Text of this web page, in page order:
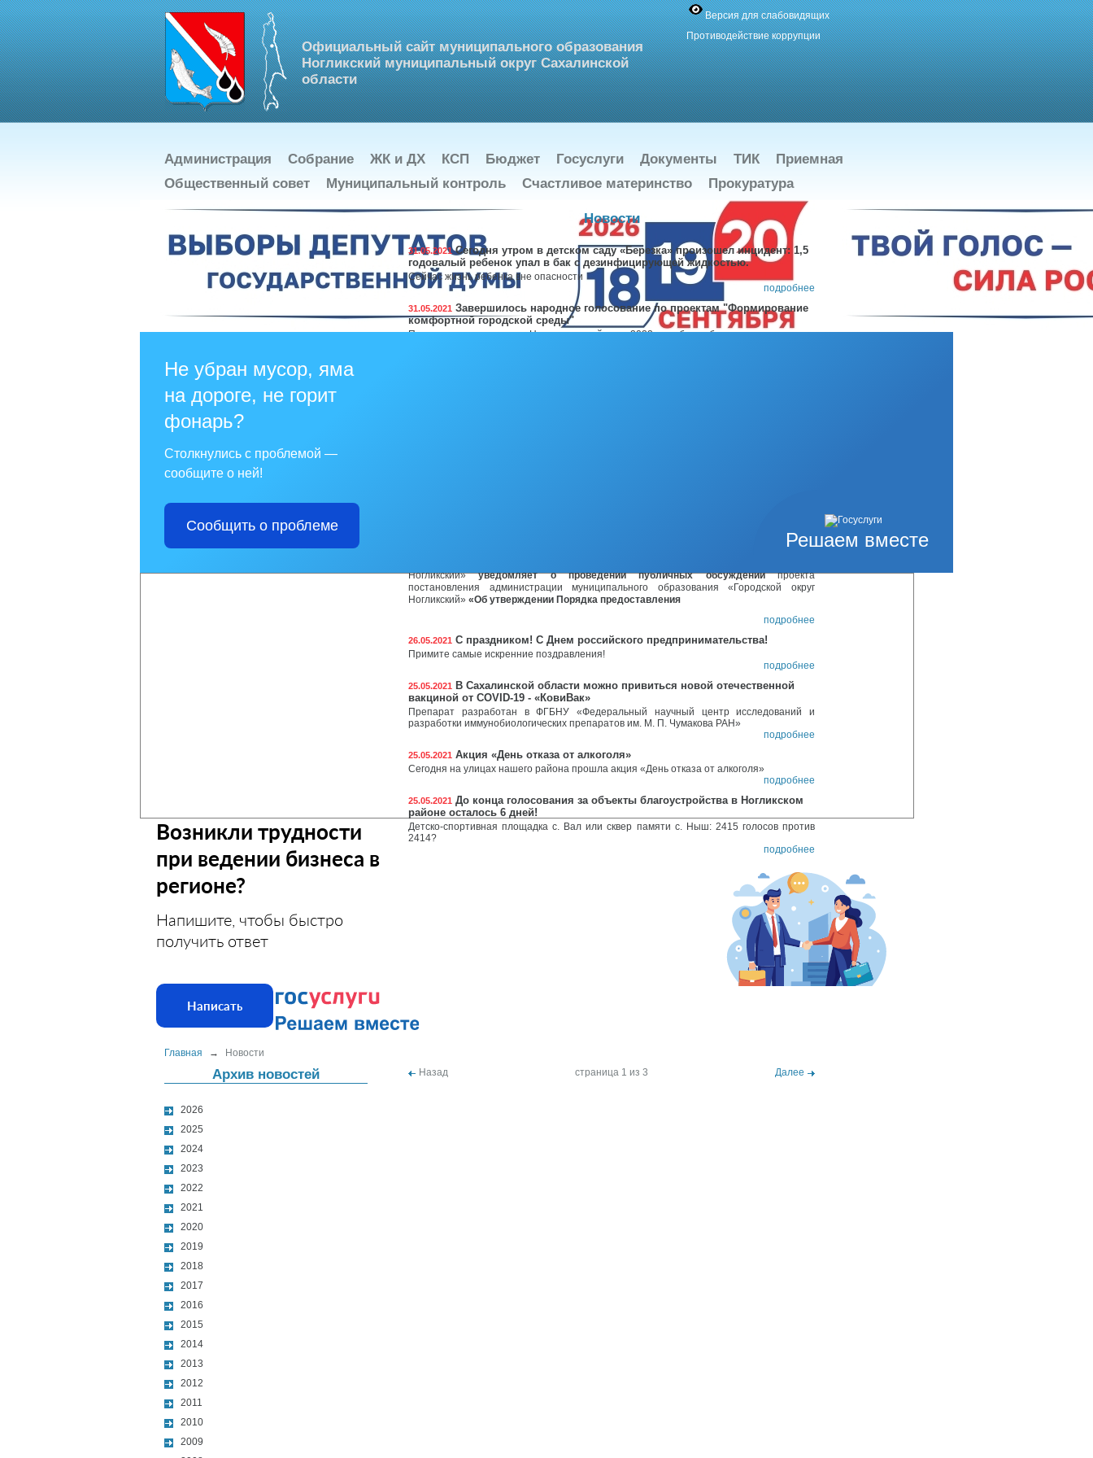
Официальный сайт муниципального образования
Ногликский муниципальный округ Сахалинской
области
Версия для слабовидящих
Противодействие коррупции
Администрация Собрание ЖК и ДХ КСП Бюджет Госуслуги Документы ТИК
Приемная
Общественный совет
Муниципальный контроль Счастливое материнство Прокуратура
Решаем вместе
Не убран мусор, яма
на дороге, не горит
фонарь?
Столкнулись с проблемой —
сообщите о ней!
Сообщить о проблеме
Возникли трудности
при ведении бизнеса в
регионе?
Напишите, чтобы быстро
получить ответ
Написать
Главная → Новости
Архив новостей
2026
2025
2024
2023
2022
2021
2020
2019
2018
2017
2016
2015
2014
2013
2012
2011
2010
2009
Новости
31.05.2021Сегодня утром в детском саду «Березка» произошел инцидент: 1,5
годовалый ребенок упал в бак с дезинфицирующей жидкостью.
Сейчас жизнь ребенка вне опасности
подробнее
31.05.2021 Завершилось народное голосование по проектам "Формирование
комфортной городской среды"
По итогам голосования в Ногликском районе в 2022 году будет благоустроена детско-
О публичном обсуждении проекта нормативного правового акта
Ногликский»уведомляет о проведении публичных обсужденийпроекта
постановления администрации муниципального образования «Городской округ
Ногликский» «Об утверждении Порядка предоставления
подробнее
26.05.2021 С праздником! С Днем российского предпринимательства!
Примите самые искренние поздравления!
подробнее
25.05.2021 В Сахалинской области можно привиться новой отечественной
вакциной от COVID-19 - «КовиВак»
Препарат разработан в ФГБНУ «Федеральный научный центр исследований и
разработки иммунобиологических препаратов им. М. П. Чумакова РАН»
подробнее
25.05.2021 Акция «День отказа от алкоголя»
Сегодня на улицах нашего района прошла акция «День отказа от алкоголя»
подробнее
25.05.2021 До конца голосования за объекты благоустройства в Ногликском
районе осталось 6 дней!
Детско-спортивная площадка с. Вал или сквер памяти с. Ныш: 2415 голосов против
2414?
подробнее
Назад страница 1 из 3 Далее